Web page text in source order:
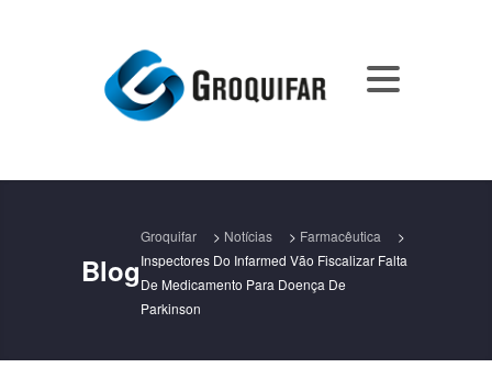
Blog
Groquifar > Notícias > Farmacêutica
>
Inspectores Do Infarmed Vão Fiscalizar Falta
De Medicamento Para Doença De
Parkinson